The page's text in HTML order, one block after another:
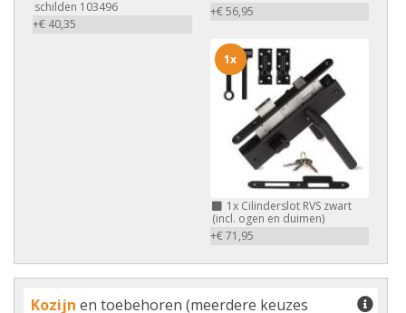
schilden 103496
+€ 40,35
+€ 56,95
1xCilinderslot RVS zwart
(incl. ogen en duimen)
+€ 71,95
1x
Kozijn en toebehoren (meerdere keuzes